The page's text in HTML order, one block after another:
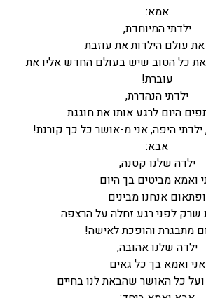
אמא:
ילדתי המיוחדת,
את עולם הילדות את עוזבת
את כל הטוב שיש בעולם החדש אליו את
עוברת!
ילדתי הנהדרת,
היום לרגע אותו את חוגגת
היפה, אני מ-אושר כל כך קורנת!
אבא:
ילדה שלנו קטנה,
ואמא מביטים בך היום
ופתאום אנחנו מבינים
שרק לפני רגע זחלה על הרצפה
מתבגרת והופכת לאישה!
ילדה שלנו אהובה,
אני ואמא בך כל גאים
כל האושר שהבאת לנו בחיים